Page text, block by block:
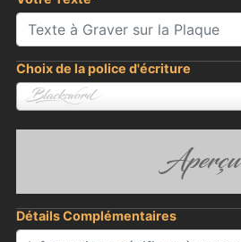
Choix de la police d'écriture
Blacksword
Aperçu
Détails Complémentaires